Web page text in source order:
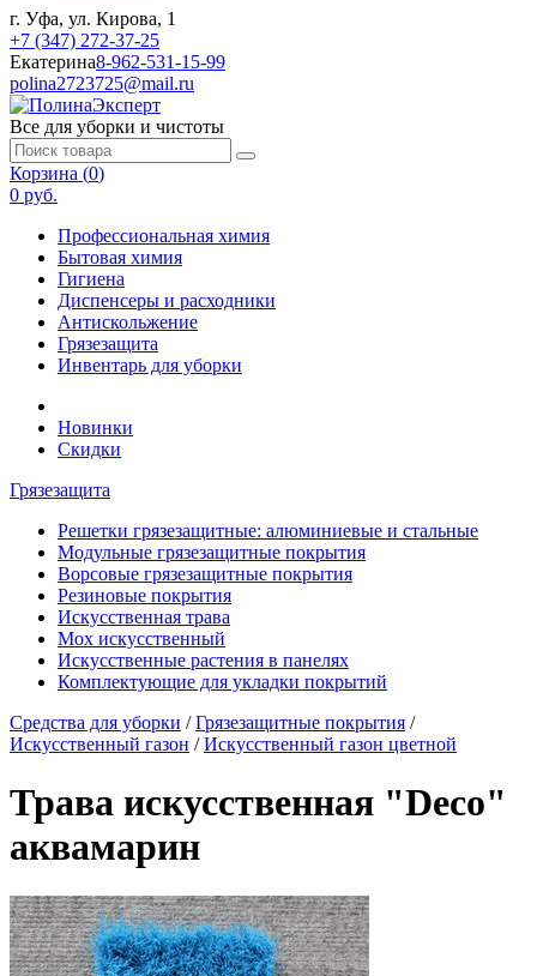
г. Уфа, ул. Кирова, 1
+7 (347) 272-37-25
Екатерина8-962-531-15-99
polina2723725@mail.ru
Все для уборки и чистоты
Корзина (0)
0 руб.
Профессиональная химия
Бытовая химия
Гигиена
Диспенсеры и расходники
Антискольжение
Грязезащита
Инвентарь для уборки
Новинки
Скидки
Грязезащита
Решетки грязезащитные: алюминиевые и стальные
Модульные грязезащитные покрытия
Ворсовые грязезащитные покрытия
Резиновые покрытия
Искусственная трава
Мох искусственный
Искусственные растения в панелях
Комплектующие для укладки покрытий
Средства для уборки /Грязезащитные покрытия /
Искусственный газон /Искусственный газон цветной
Трава искусственная "Deco"
аквамарин